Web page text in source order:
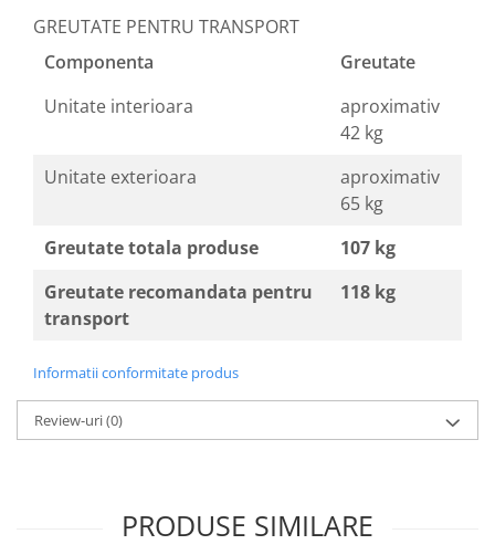
GREUTATE PENTRU TRANSPORT
Componenta
Greutate
Unitate interioara
aproximativ
42 kg
Unitate exterioara
aproximativ
65 kg
Greutate totala produse
107 kg
Greutate recomandata pentru
transport
118 kg
Informatii conformitate produs
Review-uri(0)
PRODUSE SIMILARE